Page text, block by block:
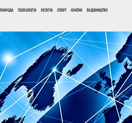
ПРИРОДА ПСИХОЛОГІЯ РЕЛІГІЯ СПОРТ КРАЇНИ БУДІВНИЦТВО